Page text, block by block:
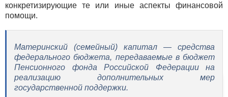
конкретизирующие те или иные аспекты финансовой
помощи.
Материнский (семейный) капитал — средства
федерального бюджета, передаваемые в бюджет
Пенсионного фонда Российской Федерации на
реализацию дополнительных мер
государственной поддержки.